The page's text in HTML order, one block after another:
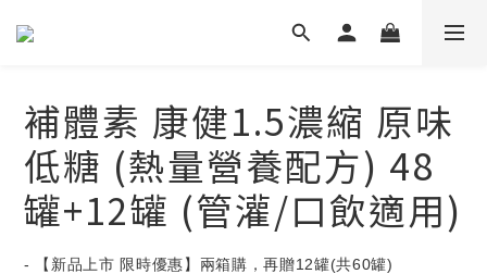
補體素 康健1.5濃縮 原味
低糖 (熱量營養配方) 48
罐+12罐 (管灌/口飲適用)
- 【新品上市 限時優惠】兩箱購，再贈12罐(共60罐)